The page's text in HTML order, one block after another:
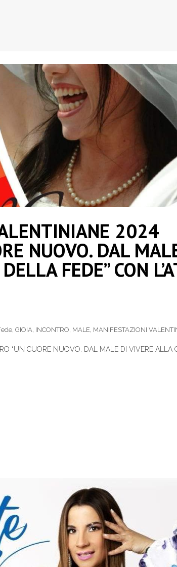
2024
NUOVO. DAL
FEDE” CON
, GIOIA, INCONTRO, MALE, MANIFESTAZIONI
“UN CUORE NUOVO. DAL MALE DI VIVERE ALLA